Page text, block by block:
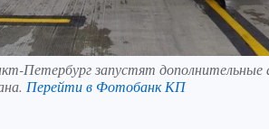
Петербург запустят дополнительные
Перейти в Фотобанк КП